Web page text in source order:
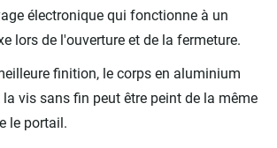
électronique qui fonctionne à un
lors de l'ouverture et de la fermeture.
finition, le corps en aluminium
la vis sans fin peut être peint de la même
le portail.